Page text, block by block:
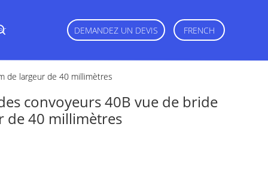
DEMANDEZ UN DEVIS FRENCH
de largeur de 40 millimètres
convoyeurs 40B vue de bride
de 40 millimètres